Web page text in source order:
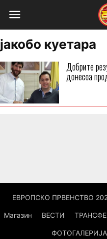
јакобо куетара
Добрите
донесоа
ЕВРОПСКО ПРВЕНСТВО
Магазин ВЕСТИ
ФОТОГАЛЕРИЈА